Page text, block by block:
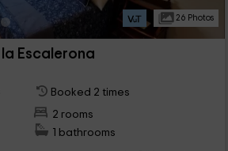
26 Photos
Escalerona
Booked 2 times
2 rooms
1 bathrooms